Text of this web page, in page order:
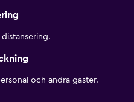
på plats eller i närheten.
och andra gäster.